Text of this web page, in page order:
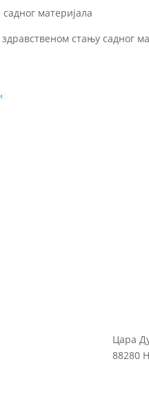
материјала
стању садног
Цара
88280